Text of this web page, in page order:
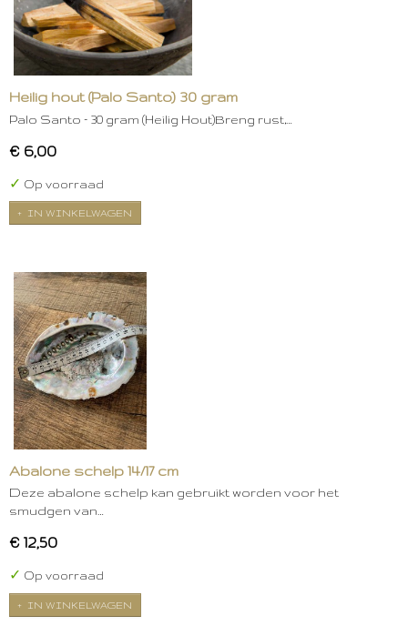
Heilig hout (Palo Santo) 30 gram
Palo Santo – 30 gram (Heilig Hout)Breng rust,…
€ 6,00
✓ Op voorraad
IN WINKELWAGEN
Abalone schelp 14/17 cm
Deze abalone schelp kan gebruikt worden voor het
smudgen van…
€ 12,50
✓ Op voorraad
IN WINKELWAGEN